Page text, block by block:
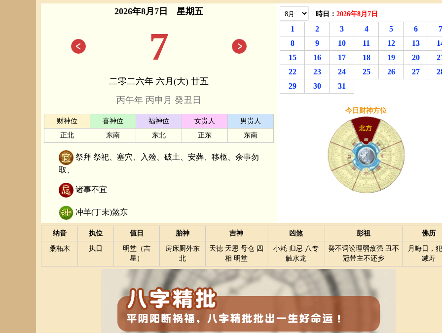
2026年8月7日 星期五
7
二零二六年 六月(大) 廿五
丙午年 丙申月 癸丑日
财神位 喜神位 福神位 女贵人
男贵人
正北
东南 东北 正东 东南
祭拜 祭祀、塞穴、入殓、破土、安葬、移柩、余事勿
取、
诸事不宜
冲羊(丁未)煞东
時日： 2026年8月7日
1 2 3 4 5 6
7
8
9 10 11 12 13
15
16 17 18 19 20
22
23 24 25 26 27
29
30 31
今日财神方位
纳音 执位 值日 胎神 吉神 凶煞 彭祖 佛历
桑柘木 执日
明堂（吉
星）
房床厕外东
北
天德 天恩 母仓 四
相 明堂
小耗 归忌 八专
触水龙
癸不词讼理弱敌强 丑不
冠带主不还乡
月晦日，
减寿